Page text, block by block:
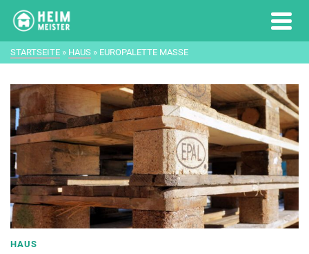
STARTSEITE » HAUS » EUROPALETTE MASSE
HAUS